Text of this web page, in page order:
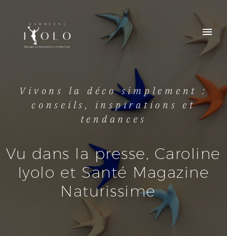
Vivons la déco simplement :
conseils, inspirations et
tendances
Vu dans la presse, Caroline
Iyolo et Santé Magazine
Naturissime